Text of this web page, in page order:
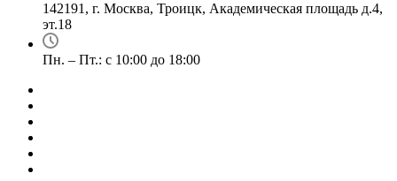
142191, г. Москва, Троицк, Академическая площадь д.4,
эт.18
Пн. – Пт.: с 10:00 до 18:00